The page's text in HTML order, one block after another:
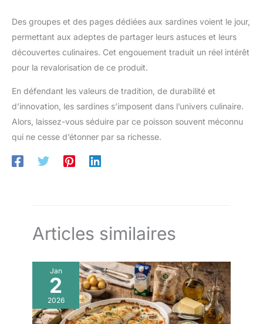
Des groupes et des pages dédiées aux sardines voient le jour,
permettant aux adeptes de partager leurs astuces et leurs
découvertes culinaires. Cet engouement traduit un réel intérêt
pour la revalorisation de ce produit.
En défendant les valeurs de tradition, de durabilité et
d’innovation, les sardines s’imposent dans l’univers culinaire.
Alors, laissez-vous séduire par ce poisson souvent méconnu
qui ne cesse d’étonner par sa richesse.
Articles similaires
Jan
2
2026